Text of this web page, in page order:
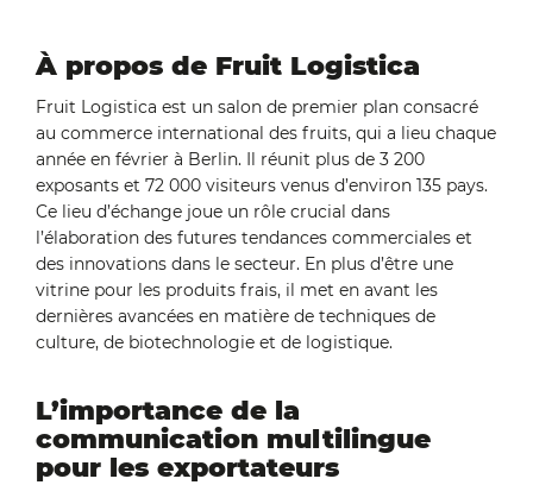
À propos de Fruit Logistica
Fruit Logistica est un salon de premier plan consacré
au commerce international des fruits, qui a lieu chaque
année en février à Berlin. Il réunit plus de 3 200
exposants et 72 000 visiteurs venus d’environ 135 pays.
Ce lieu d’échange joue un rôle crucial dans
l’élaboration des futures tendances commerciales et
des innovations dans le secteur. En plus d’être une
vitrine pour les produits frais, il met en avant les
dernières avancées en matière de techniques de
culture, de biotechnologie et de logistique.
L’importance de la
communication multilingue
pour les exportateurs